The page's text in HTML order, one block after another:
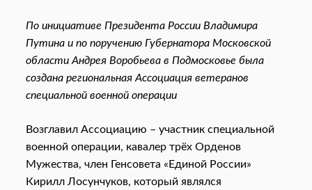
По инициативе Президента России Владимира
Путина и по поручению Губернатора Московской
области Андрея Воробьева в Подмосковье была
создана региональная Ассоциация ветеранов
специальной военной операции
Возглавил Ассоциацию – участник специальной
военной операции, кавалер трёх Орденов
Мужества, член Генсовета «Единой России»
Кирилл Лосунчуков, который являлся